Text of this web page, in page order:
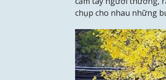
chụp cho nhau những